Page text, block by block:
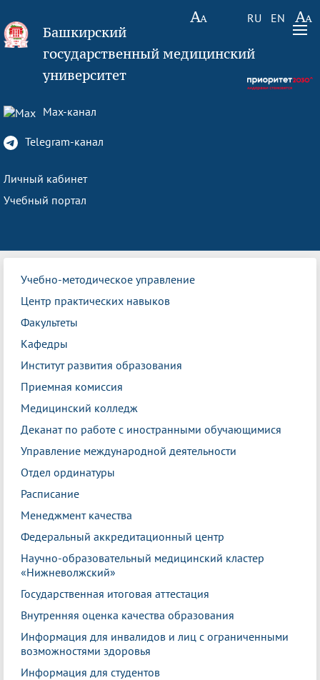
RU EN
Башкирский
государственный медицинский
университет
Max-канал
Telegram-канал
Личный кабинет
Учебный портал
Учебно-методическое управление
Центр практических навыков
Факультеты
Кафедры
Институт развития образования
Приемная комиссия
Медицинский колледж
Деканат по работе с иностранными обучающимися
Управление международной деятельности
Отдел ординатуры
Расписание
Менеджмент качества
Федеральный аккредитационный центр
Научно-образовательный медицинский кластер
«Нижневолжский»
Государственная итоговая аттестация
Внутренняя оценка качества образования
Информация для инвалидов и лиц с ограниченными
возможностями здоровья
Информация для студентов